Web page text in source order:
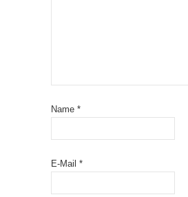
Name *
E-Mail *